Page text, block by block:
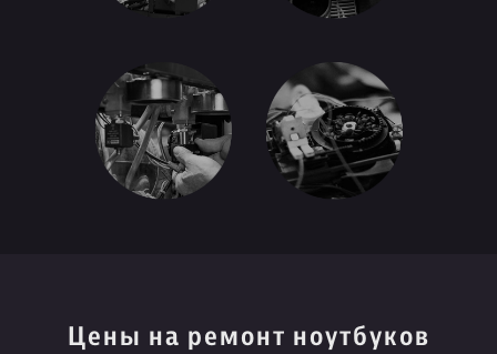
Цены на ремонт ноутбуков